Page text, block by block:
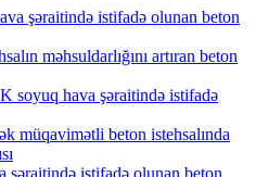
şəraitində istifadə olunan beton
məhsuldarlığını artıran beton
hava şəraitində istifadə
müqavimətli beton istehsalında
istifadə olunan beton